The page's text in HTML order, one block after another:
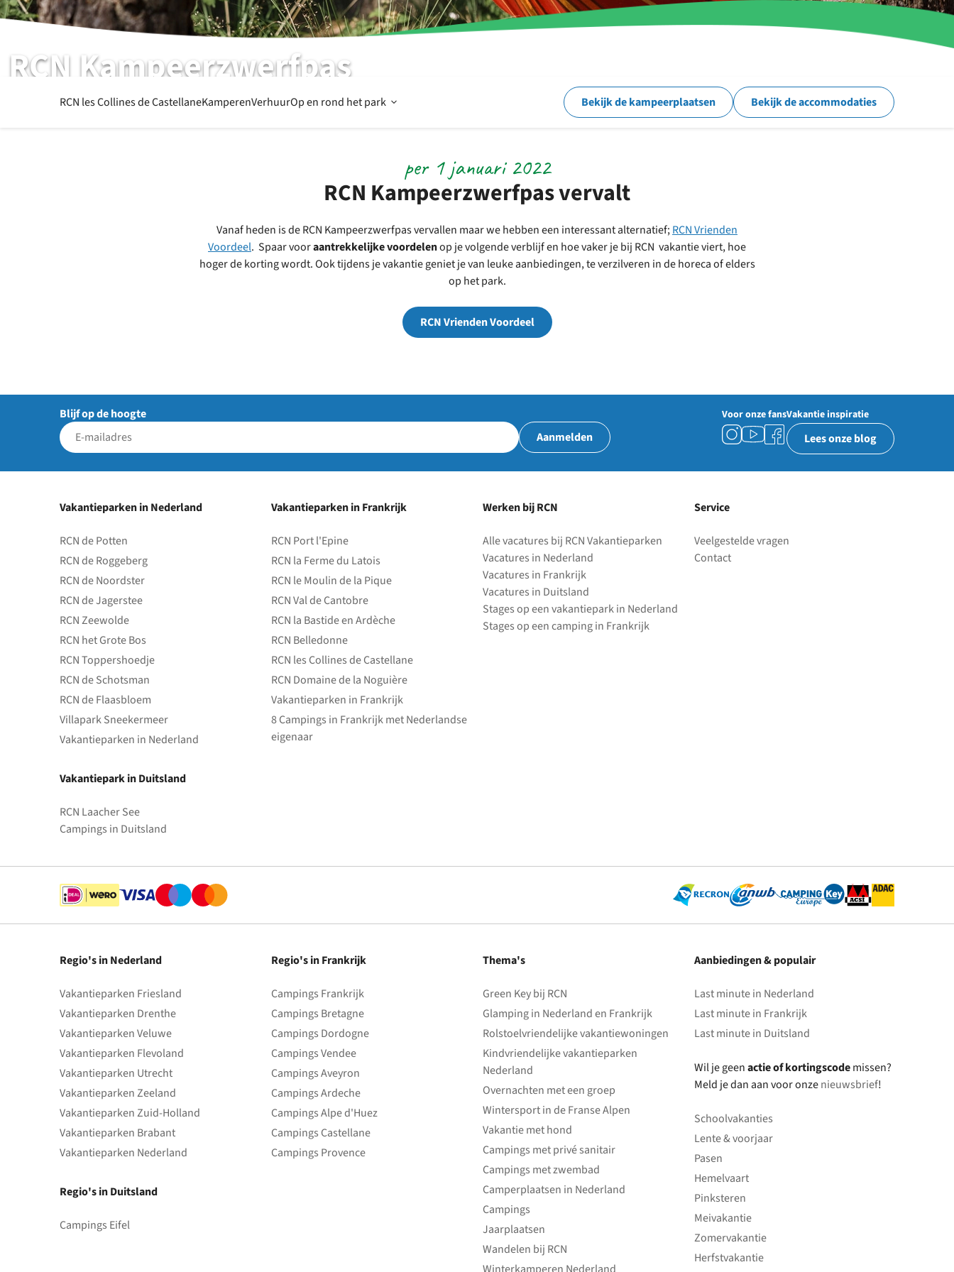
RCN Kampeerzwerfpas
Extra voordelig meerdere RCN parken bezoeken!
RCN les Collines de CastellaneKamperenVerhuurOp en rond het park Open
en
rond
Bekijk de kampeerplaatsen Bekijk de accommodaties
RCN Kampeerzwerfpas vervalt
per 1 januari 2022
Vanaf heden is de RCN Kampeerzwerfpas vervallen maar we hebben een interessant alternatief;RCN Vrienden
Voordeel. Spaar vooraantrekkelijke voordelenop je volgende verblijf en hoe vaker je bij RCN vakantie viert, hoe
hoger de korting wordt. Ook tijdens je vakantie geniet je van leuke aanbiedingen, te verzilveren in de horeca of elders
op het park.
RCN Vrienden Voordeel
Blijf op de hoogte
Aanmelden
Voor onze fansVakantie inspiratie
Lees onze blog
Vakantieparken in Nederland
RCN de Potten
RCN de Roggeberg
RCN de Noordster
RCN de Jagerstee
RCN Zeewolde
RCN het Grote Bos
RCN Toppershoedje
RCN de Schotsman
RCN de Flaasbloem
Villapark Sneekermeer
Vakantieparken in Nederland
Vakantiepark in Duitsland
RCN Laacher See
Campings in Duitsland
Vakantieparken in Frankrijk
RCN Port l'Epine
RCN la Ferme du Latois
RCN le Moulin de la Pique
RCN Val de Cantobre
RCN la Bastide en Ardèche
RCN Belledonne
RCN les Collines de Castellane
RCN Domaine de la Noguière
Vakantieparken in Frankrijk
8 Campings in Frankrijk met Nederlandse
eigenaar
Werken bij RCN
Alle vacatures bij RCN Vakantieparken
Vacatures in Nederland
Vacatures in Frankrijk
Vacatures in Duitsland
Stages op een vakantiepark in Nederland
Stages op een camping in Frankrijk
Service
Veelgestelde vragen
Contact
Regio's in Nederland
Vakantieparken Friesland
Vakantieparken Drenthe
Vakantieparken Veluwe
Vakantieparken Flevoland
Vakantieparken Utrecht
Vakantieparken Zeeland
Vakantieparken Zuid-Holland
Vakantieparken Brabant
Vakantieparken Nederland
Regio's in Duitsland
Campings Eifel
Regio's in Frankrijk
Campings Frankrijk
Campings Bretagne
Campings Dordogne
Campings Vendee
Campings Aveyron
Campings Ardeche
Campings Alpe d'Huez
Campings Castellane
Campings Provence
Thema's
Green Key bij RCN
Glamping in Nederland en Frankrijk
Rolstoelvriendelijke vakantiewoningen
Kindvriendelijke vakantieparken
Nederland
Overnachten met een groep
Wintersport in de Franse Alpen
Vakantie met hond
Campings met privé sanitair
Campings met zwembad
Camperplaatsen in Nederland
Campings
Jaarplaatsen
Wandelen bij RCN
Aanbiedingen & populair
Last minute in Nederland
Last minute in Frankrijk
Last minute in Duitsland
Wil je geenactie of kortingscodemissen?
Meld je dan aan voor onzenieuwsbrief!
Schoolvakanties
Lente & voorjaar
Pasen
Hemelvaart
Pinksteren
Meivakantie
Zomervakantie
Herfstvakantie